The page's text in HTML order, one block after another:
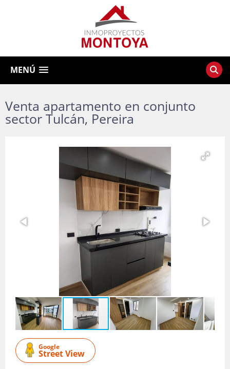
MENÚ
Venta apartamento en conjunto
sector Tulcán, Pereira
Google
Street View